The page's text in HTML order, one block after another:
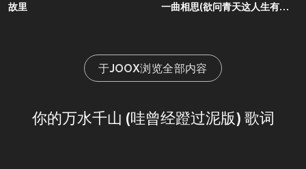
故里 一曲相思(欲问青天这人生有几何)
于JOOX浏览全部内容
你的万水千山 (哇曾经蹬过泥版) 歌词